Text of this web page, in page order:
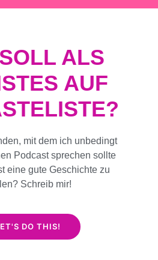
ALS
AUF
mit dem ich unbedingt
Podcast sprechen sollte
eine gute Geschichte zu
Schreib mir!
DO THIS!